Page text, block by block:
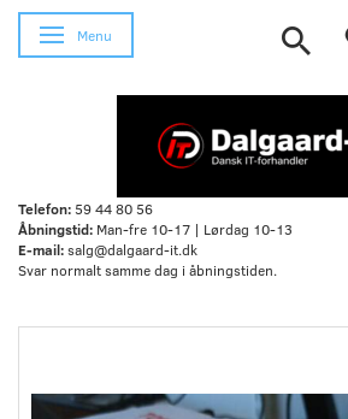
Skifte navigation
Menu
Telefon:59 44 80 56
Åbningstid: Man-fre 10-17 | Lørdag 10-13
E-mail:salg@dalgaard-it.dk
Svar normalt samme dag i åbningstiden.